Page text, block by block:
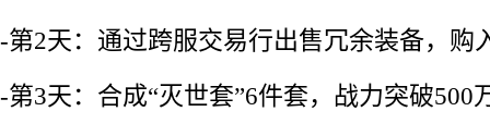
-第2天：通过跨服交易行出售冗余装备，购
-第3天：合成“灭世套”6件套，战力突破500